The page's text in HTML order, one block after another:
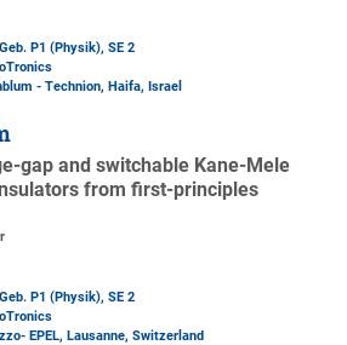
P1 (Physik), SE 2
- Technion, Haifa, Israel
gap and switchable Kane-Mele
from first-principles
P1 (Physik), SE 2
EPEL, Lausanne, Switzerland